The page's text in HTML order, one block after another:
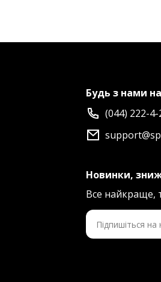
Будь з нами на
(044) 222-4-
Новинки,
Все найкраще,